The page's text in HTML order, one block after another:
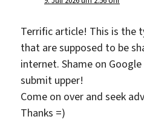
Terrific article! This is the
that are supposed to be
internet. Shame on
submit upper!
Come on over and seek
Thanks =)